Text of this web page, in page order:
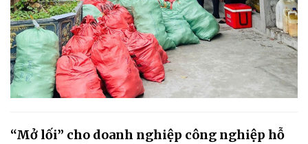
“Mở lối” cho doanh nghiệp công nghiệp hỗ